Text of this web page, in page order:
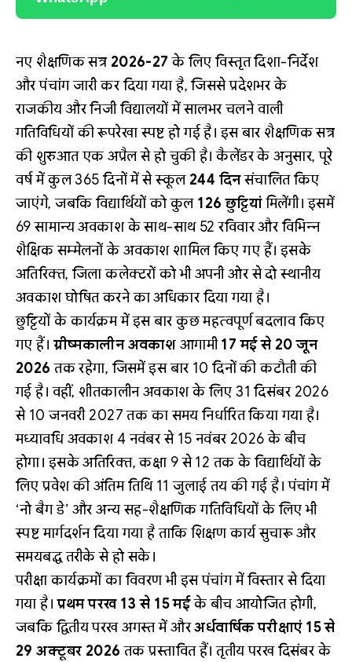
नए शैक्षणिक सत्र 2026-27 के लिए विस्तृत दिशा-निर्देश
और पंचांग जारी कर दिया गया है, जिससे प्रदेशभर के
राजकीय और निजी विद्यालयों में सालभर चलने वाली
गतिविधियों की रूपरेखा स्पष्ट हो गई है। इस बार शैक्षणिक सत्र
की शुरुआत एक अप्रैल से हो चुकी है। कैलेंडर के अनुसार, पूरे
वर्ष में कुल 365 दिनों में से स्कूल 244 दिनसंचालित किए
जाएंगे, जबकि विद्यार्थियों को कुल 126 छुट्टियांमिलेंगी। इसमें
69 सामान्य अवकाश के साथ-साथ 52 रविवार और विभिन्न
शैक्षिक सम्मेलनों के अवकाश शामिल किए गए हैं। इसके
अतिरिक्त, जिला कलेक्टरों को भी अपनी ओर से दो स्थानीय
अवकाश घोषित करने का अधिकार दिया गया है।
छुट्टियों के कार्यक्रम में इस बार कुछ महत्वपूर्ण बदलाव किए
गए हैं। ग्रीष्मकालीन अवकाश आगामी17 मई से 20 जून
2026 तक रहेगा, जिसमें इस बार 10 दिनों की कटौती की
गई है। वहीं, शीतकालीन अवकाश के लिए 31 दिसंबर 2026
से 10 जनवरी 2027 तक का समय निर्धारित किया गया है।
मध्यावधि अवकाश 4 नवंबर से 15 नवंबर 2026 के बीच
होगा। इसके अतिरिक्त, कक्षा 9 से 12 तक के विद्यार्थियों के
लिए प्रवेश की अंतिम तिथि 11 जुलाई तय की गई है। पंचांग में
‘नो बैग डे’ और अन्य सह-शैक्षणिक गतिविधियों के लिए भी
स्पष्ट मार्गदर्शन दिया गया है ताकि शिक्षण कार्य सुचारू और
समयबद्ध तरीके से हो सके।
परीक्षा कार्यक्रमों का विवरण भी इस पंचांग में विस्तार से दिया
गया है।प्रथम परख 13 से 15 मईके बीच आयोजित होगी,
जबकि द्वितीय परख अगस्त में औरअर्धवार्षिक परीक्षाएं 15 से
29 अक्टूबर 2026 तक प्रस्तावित हैं। तृतीय परख दिसंबर के